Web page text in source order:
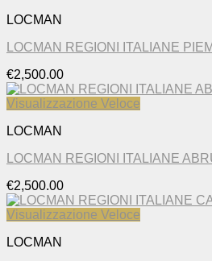
LOCMAN
LOCMAN REGIONI ITALIANE
€2,500.00
Visualizzazione Veloce
LOCMAN
LOCMAN REGIONI ITALIANE
€2,500.00
Visualizzazione Veloce
LOCMAN